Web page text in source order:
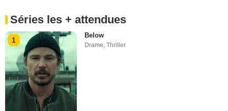
Séries les + attendues
1
Below
Drame,Thriller